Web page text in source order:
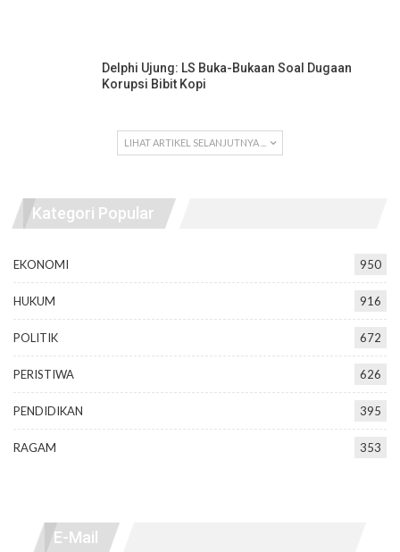
Delphi Ujung: LS Buka-Bukaan Soal Dugaan
Korupsi Bibit Kopi
LIHAT ARTIKEL SELANJUTNYA ...
Kategori Popular
EKONOMI 950
HUKUM 916
POLITIK 672
PERISTIWA 626
PENDIDIKAN 395
RAGAM 353
E-Mail